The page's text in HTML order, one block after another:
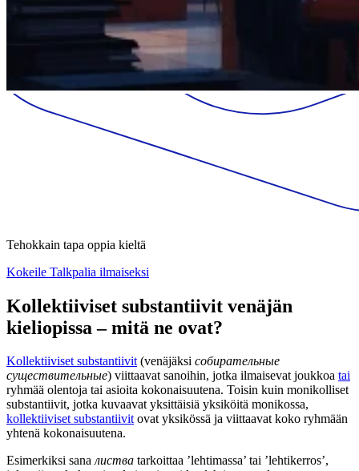
Tehokkain tapa oppia kieltä
Kokeile Talkpalia ilmaiseksi
Kollektiiviset substantiivit venäjän
kieliopissa – mitä ne ovat?
Kollektiiviset substantiivit(venäjäksi собирательные
существительные) viittaavat sanoihin, jotka ilmaisevat joukkoa tai
ryhmää olentoja tai asioita kokonaisuutena. Toisin kuin monikolliset
substantiivit, jotka kuvaavat yksittäisiä yksiköitä monikossa,
kollektiiviset substantiivitovat yksikössä ja viittaavat koko ryhmään
yhtenä kokonaisuutena.
Esimerkiksi sanaлиства tarkoittaa ’lehtimassa’ tai ’lehtikerros’,